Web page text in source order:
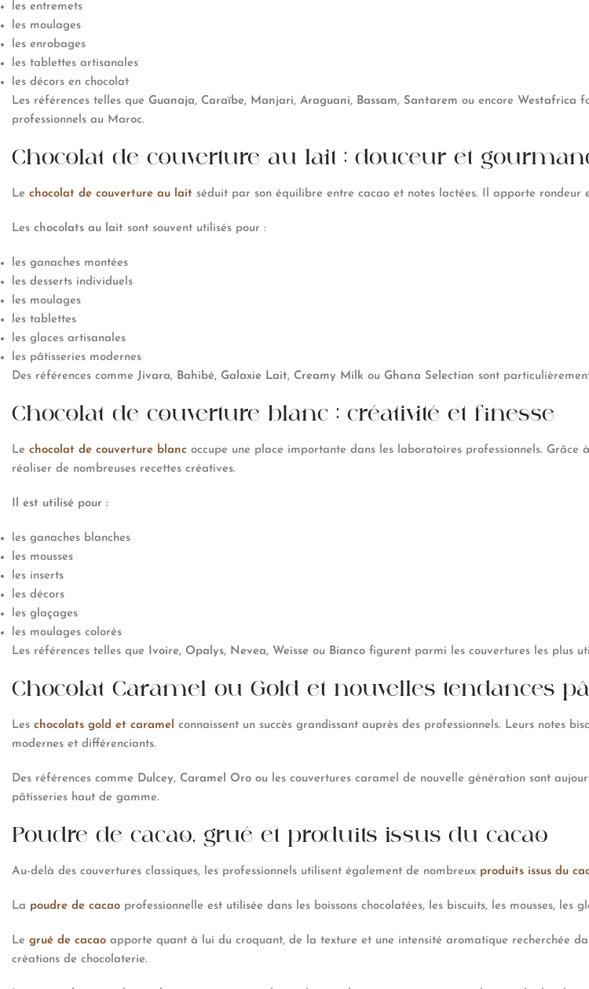
les entremets
les moulages
les enrobages
les tablettes artisanales
les décors en chocolat
Les références telles que Guanaja, Caraïbe, Manjari, Araguani, Bassam, Santarem ou encore Westafrica
professionnels au Maroc.
Chocolat de couverture au lait : douceur et
Le chocolat de couverture au lait séduit par son équilibre entre cacao et notes lactées. Il apporte rondeur
Les chocolats au lait sont souvent utilisés pour :
les ganaches montées
les desserts individuels
les moulages
les tablettes
les glaces artisanales
les pâtisseries modernes
Des références comme Jivara, Bahibé, Galaxie Lait, Creamy Milk ou Ghana Selection sont
Chocolat de couverture blanc : créativité et finesse
Le chocolat de couverture blanc occupe une place importante dans les laboratoires professionnels.
réaliser de nombreuses recettes créatives.
Il est utilisé pour :
les ganaches blanches
les mousses
les inserts
les décors
les glaçages
les moulages colorés
Les références telles que Ivoire, Opalys, Nevea, Weisse ou Bianco figurent parmi les couvertures les plus
Chocolat Caramel ou Gold et nouvelles tendances
Les chocolats gold et caramel connaissent un succès grandissant auprès des professionnels. Leurs notes
modernes et différenciants.
Des références comme Dulcey, Caramel Oro ou les couvertures caramel de nouvelle génération sont
pâtisseries haut de gamme.
Poudre de cacao, grué et produits issus du cacao
Au-delà des couvertures classiques, les professionnels utilisent également de nombreux produits issus du
La poudre de cacao professionnelle est utilisée dans les boissons chocolatées, les biscuits, les mousses, les
Le grué de cacao apporte quant à lui du croquant, de la texture et une intensité aromatique recherchée
créations de chocolaterie.